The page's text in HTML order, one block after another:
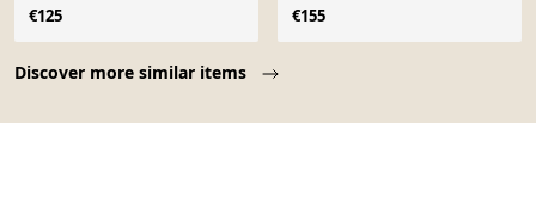
Discover more similar items
€125
€155